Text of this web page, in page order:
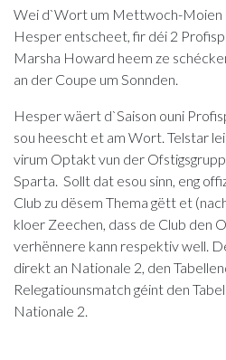
Wei d`Wort um Mettwoch-Moien
Hesper entscheet, fir déi 2
Marsha Howard heem ze
an der Coupe um Sonnden.
Hesper wäert d`Saison ouni
sou heescht et am Wort. Telstar
virum Optakt vun der
Sparta. Sollt dat esou sinn, eng
Club zu dësem Thema gëtt et
kloer Zeechen, dass de Club den
verhënnere kann respektiv well.
direkt an Nationale 2, den
Relegatiounsmatch géint den
Nationale 2.